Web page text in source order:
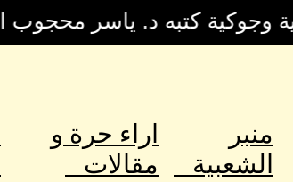
منبر
الشعبية
اراء حرة و
مقالات